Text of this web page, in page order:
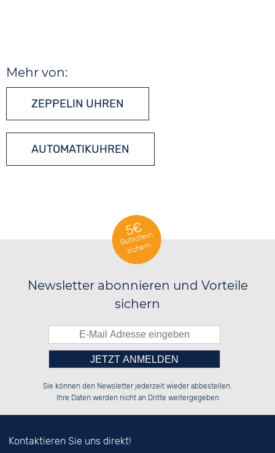
Mehr von:
ZEPPELIN UHREN
AUTOMATIKUHREN
5€
Gutschein
sichern
Newsletter abonnieren und Vorteile
sichern
░░░░██░░██████░░██████░░██████░░
░░░░██░░██░░██░░░░░░██░░░░░░██░░
das nebenstehende Feld ein.
Sie können den Newsletter jederzeit wieder abbestellen.
Ihre Daten werden nicht an Dritte weitergegeben
Kontaktieren Sie uns direkt!